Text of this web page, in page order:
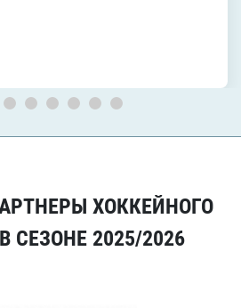
ХОККЕЙНОГО
СЕЗОНЕ 2025/2026